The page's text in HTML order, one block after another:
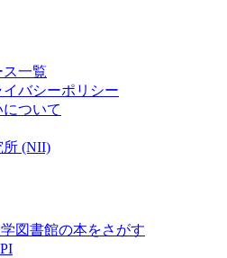
ス一覧
バシーポリシー
ついて
所 (NII)
図書館の本をさがす